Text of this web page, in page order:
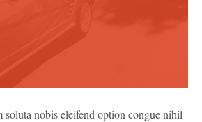
soluta nobis eleifend option congue nihil